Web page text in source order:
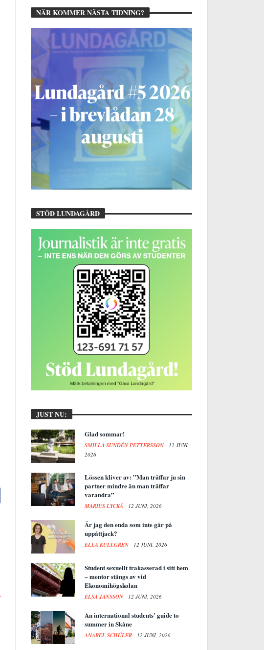
NÄR KOMMER NÄSTA TIDNING?
STÖD LUNDAGÅRD
JUST NU:
Glad sommar!
SMILLA SUNDÉN PETTERSSON
12 JUNI,
2026
Lössen kliver av: ”Man träffar ju sin
partner mindre än man träffar
varandra”
MARIUS LYCKÅ 12 JUNI, 2026
Är jag den enda som inte går på
uppåttjack?
ELLA KULLGREN 12 JUNI, 2026
Student sexuellt trakasserad i sitt hem
– mentor stängs av vid
Ekonomihögskolan
ELSA JANSSON 12 JUNI, 2026
An international students’ guide to
summer in Skåne
ANABEL SCHÜLER 12 JUNI, 2026